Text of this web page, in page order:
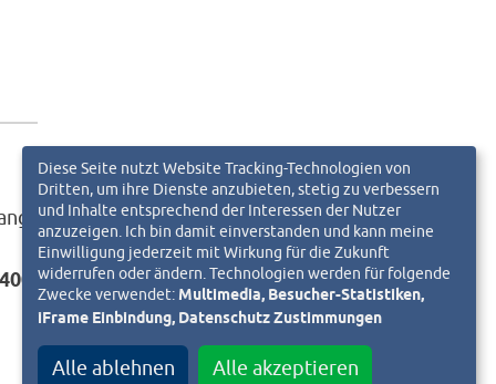
Diese Seite nutzt Website Tracking-Technologien von
Dritten, um ihre Dienste anzubieten, stetig zu verbessern
und Inhalte entsprechend der Interessen der Nutzer
anzuzeigen. Ich bin damit einverstanden und kann meine
Einwilligung jederzeit mit Wirkung für die Zukunft
widerrufen oder ändern. Technologien werden für folgende
Zwecke verwendet:Multimedia, Besucher-Statistiken,
iFrame Einbindung, Datenschutz Zustimmungen
Alle ablehnen Alle akzeptieren